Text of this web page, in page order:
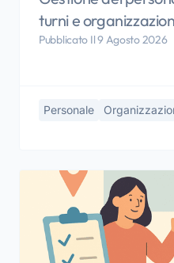
turni e
Pubblicato Il 9 Agosto 2026
Personale